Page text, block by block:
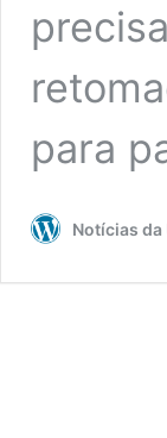
para
Notícias da